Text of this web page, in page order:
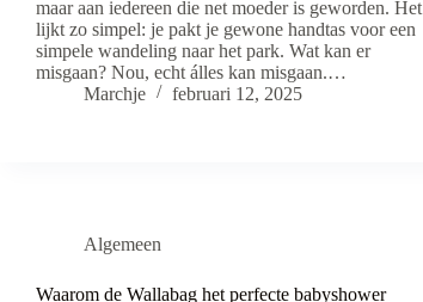
maar aan iedereen die net moeder is geworden. Het
lijkt zo simpel: je pakt je gewone handtas voor een
simpele wandeling naar het park. Wat kan er
misgaan? Nou, echt álles kan misgaan.…
Marchje
februari 12, 2025
Algemeen
Waarom de Wallabag het perfecte babyshower